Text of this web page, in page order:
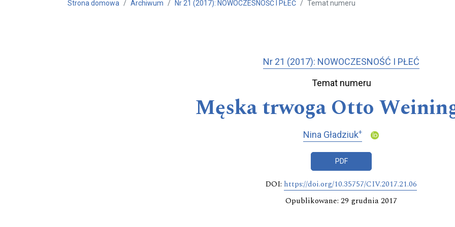
Strona domowa Archiwum Nr 21 (2017): NOWOCZESNOŚĆ I PŁEĆ Temat numeru
Nr 21 (2017): NOWOCZESNOŚĆ I PŁEĆ
Temat numeru
Męska trwoga Otto
Nina Gładziuk+
PDF
DOI: https://doi.org/10.35757/CIV.2017.21.06
Opublikowane: 29 grudnia 2017